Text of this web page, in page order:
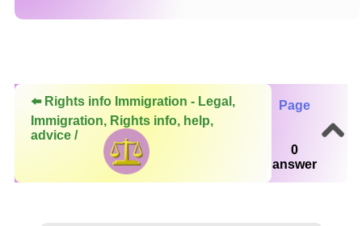
⬅️ Rights info Immigration - Legal,
Immigration, Rights info, help,
advice /
Page
0
answer